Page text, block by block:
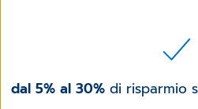
dal 5% al 30%di risparmio